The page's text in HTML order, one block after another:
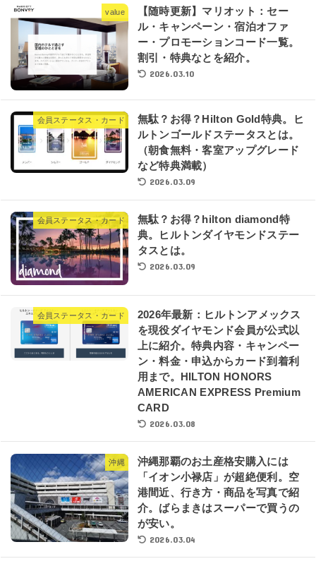
value
【随時更新】マリオット：セー
ル・キャンペーン・宿泊オファ
ー・プロモーションコード一覧。
割引・特典なとを紹介。
2026.03.10
会員ステータス・カード
無駄？お得？Hilton Gold特典。ヒ
ルトンゴールドステータスとは。
（朝食無料・客室アップグレード
など特典満載）
2026.03.09
会員ステータス・カード
無駄？お得？hilton diamond特
典。ヒルトンダイヤモンドステー
タスとは。
2026.03.09
会員ステータス・カード
2026年最新：ヒルトンアメックス
を現役ダイヤモンド会員が公式以
上に紹介。特典内容・キャンペー
ン・料金・申込からカード到着利
用まで。HILTON HONORS
AMERICAN EXPRESS Premium
CARD
2026.03.08
沖縄
沖縄那覇のお土産格安購入には
「イオン小禄店」が超絶便利。空
港間近、行き方・商品を写真で紹
介。ばらまきはスーパーで買うの
が安い。
2026.03.04